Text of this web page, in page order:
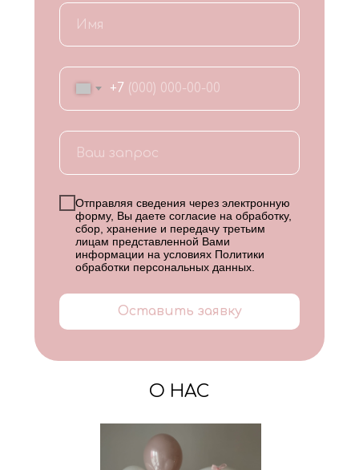
+7
Отправляя сведения через электронную
форму, Вы даете согласие на обработку,
сбор, хранение и передачу третьим
лицам представленной Вами
информации на условиях Политики
обработки персональных данных
Оставить заявку
О НАС